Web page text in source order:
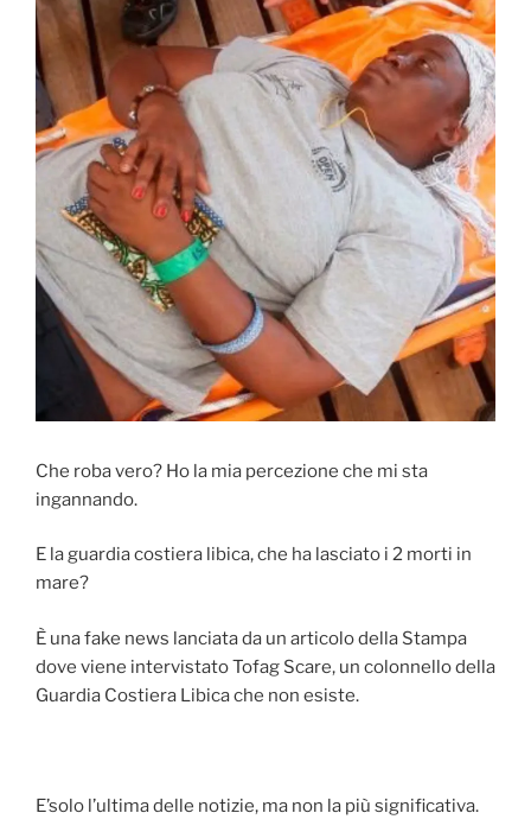
Che roba vero? Ho la mia percezione che mi sta
ingannando.
E la guardia costiera libica, che ha lasciato i 2 morti in
mare?
È una fake news lanciata da un articolo della Stampa
dove viene intervistato Tofag Scare, un colonnello della
Guardia Costiera Libica che non esiste.
E’solo l’ultima delle notizie, ma non la più significativa.